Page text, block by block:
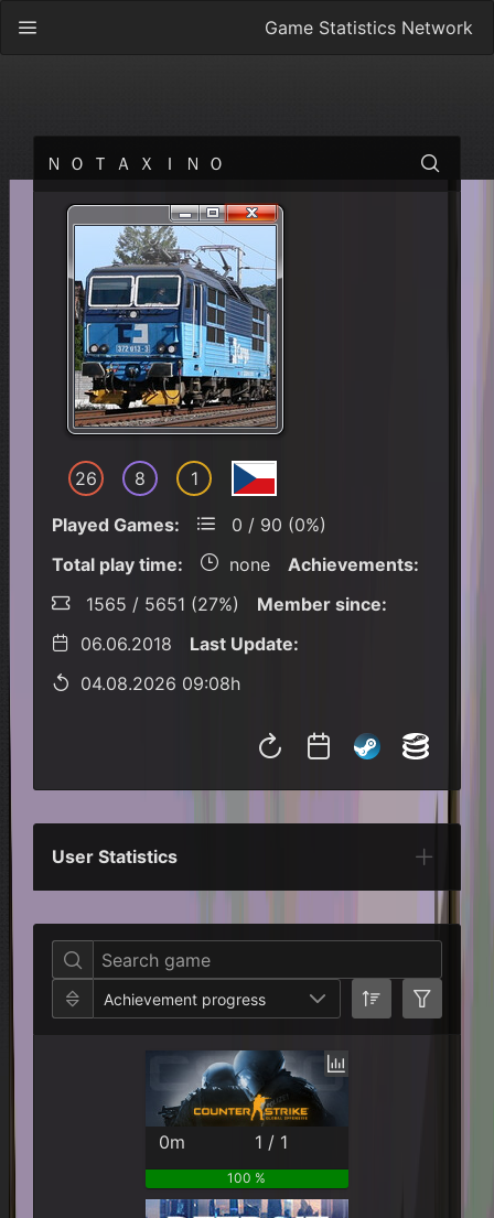
Game Statistics Network
Ｎ Ｏ Ｔ Ａ Ｘ Ｉ Ｎ Ｏ
26 8 1
Played Games:
0 / 90 (0%)
Total play time:
none
Achievements:
1565 / 5651 (27%)
Member since:
06.06.2018
Last Update:
04.08.2026 09:08h
User Statistics
Per Year Last Year Last Month Per
Achievement progress
0m 1 / 1
100 %